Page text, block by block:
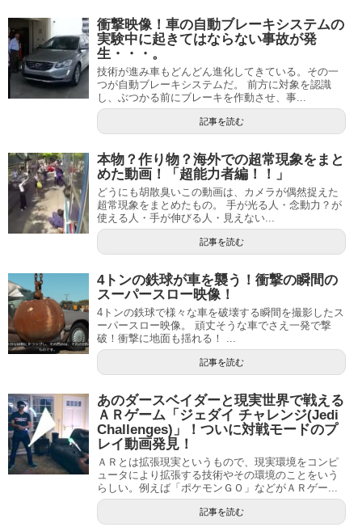
衝撃映像！車の自動ブレーキシステムの
実験中に起きてはならない事故が発
生・・・。
技術が進み車もどんどん進化してきている。その一
つが自動ブレーキシステムだ。 前方に対象を認識
し、ぶつかる前にブレーキを作動させ、事...
記事を読む
本物？作り物？海外での超常現象をまと
めた動画！「超能力者編！！」
どうにも胡散臭いこの動画は、カメラが偶然捉えた
超常現象をまとめたもの。 手が光る人・念動力？が
使える人・手が伸びる人・見えない...
記事を読む
4トンの鉄球が車を襲う！衝撃の瞬間の
スーパースロー映像！
4トンの鉄球で様々な車を破壊する瞬間を撮影したス
ーパースロー映像。 頑丈そうな車でさえ一発で撃
破！衝撃に地面も揺れる！ ...
記事を読む
あのダースベイダーと現実世界で戦える
ＡＲゲーム「ジェダイ チャレンジ(Jedi
Challenges)」！ついに対戦モードのプ
レイ動画発見！
ＡＲとは拡張現実というもので、現実環境をコンピ
ュータにより拡張する技術やその環境のことをいう
らしい。例えば「ポケモンＧＯ」などがＡＲゲー...
記事を読む